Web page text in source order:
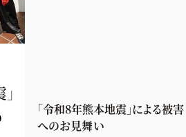
「令和8年熊本地震」による被害
へのお見舞い